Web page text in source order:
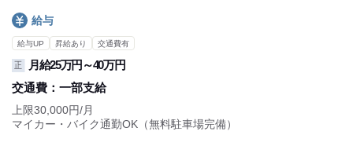
給与
給与UP 昇給あり 交通費有
正
月給25万円～40万円
交通費： 一部支給
上限30,000円/月
マイカー・バイク通勤OK（無料駐車場完備）